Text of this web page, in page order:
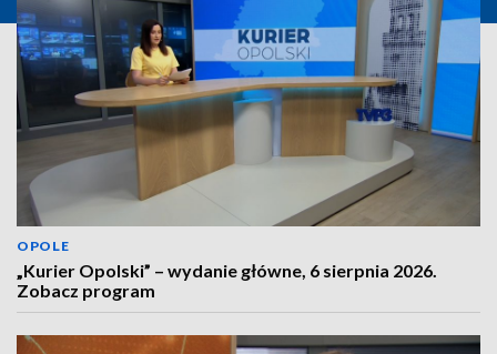
OPOLE
„Kurier Opolski” – wydanie główne, 6 sierpnia 2026.
Zobacz program